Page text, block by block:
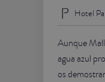
Hotel
Aunque
agua azul
os